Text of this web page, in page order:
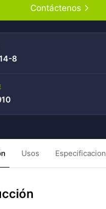
Contáctenos
8
Usos